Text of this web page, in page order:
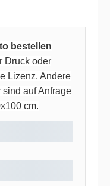
bestellen
Druck oder
Lizenz. Andere
auf Anfrage
cm.